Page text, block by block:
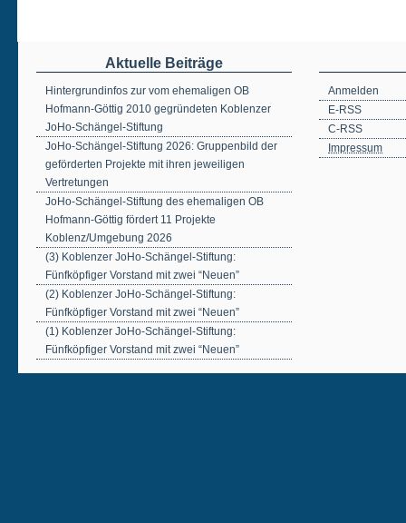
Aktuelle Beiträge
Hintergrundinfos zur vom ehemaligen OB
Hofmann-Göttig 2010 gegründeten Koblenzer
JoHo-Schängel-Stiftung
JoHo-Schängel-Stiftung 2026: Gruppenbild der
geförderten Projekte mit ihren jeweiligen
Vertretungen
JoHo-Schängel-Stiftung des ehemaligen OB
Hofmann-Göttig fördert 11 Projekte
Koblenz/Umgebung 2026
(3) Koblenzer JoHo-Schängel-Stiftung:
Fünfköpfiger Vorstand mit zwei “Neuen”
(2) Koblenzer JoHo-Schängel-Stiftung:
Fünfköpfiger Vorstand mit zwei “Neuen”
(1) Koblenzer JoHo-Schängel-Stiftung:
Fünfköpfiger Vorstand mit zwei “Neuen”
Anmelden
E-RSS
C-RSS
Impressum